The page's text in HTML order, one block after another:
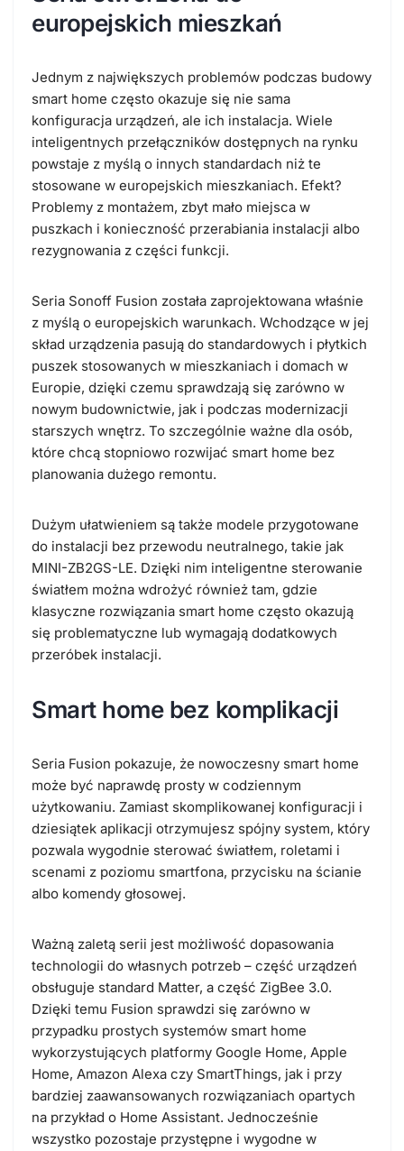
europejskich mieszkań
Jednym z największych problemów podczas budowy
smart home często okazuje się nie sama
konfiguracja urządzeń, ale ich instalacja. Wiele
inteligentnych przełączników dostępnych na rynku
powstaje z myślą o innych standardach niż te
stosowane w europejskich mieszkaniach. Efekt?
Problemy z montażem, zbyt mało miejsca w
puszkach i konieczność przerabiania instalacji albo
rezygnowania z części funkcji.
Seria Sonoff Fusion została zaprojektowana właśnie
z myślą o europejskich warunkach. Wchodzące w jej
skład urządzenia pasują do standardowych i płytkich
puszek stosowanych w mieszkaniach i domach w
Europie, dzięki czemu sprawdzają się zarówno w
nowym budownictwie, jak i podczas modernizacji
starszych wnętrz. To szczególnie ważne dla osób,
które chcą stopniowo rozwijać smart home bez
planowania dużego remontu.
Dużym ułatwieniem są także modele przygotowane
do instalacji bez przewodu neutralnego, takie jak
MINI-ZB2GS-LE. Dzięki nim inteligentne sterowanie
światłem można wdrożyć również tam, gdzie
klasyczne rozwiązania smart home często okazują
się problematyczne lub wymagają dodatkowych
przeróbek instalacji.
Smart home bez komplikacji
Seria Fusion pokazuje, że nowoczesny smart home
może być naprawdę prosty w codziennym
użytkowaniu. Zamiast skomplikowanej konfiguracji i
dziesiątek aplikacji otrzymujesz spójny system, który
pozwala wygodnie sterować światłem, roletami i
scenami z poziomu smartfona, przycisku na ścianie
albo komendy głosowej.
Ważną zaletą serii jest możliwość dopasowania
technologii do własnych potrzeb – część urządzeń
obsługuje standard Matter, a część ZigBee 3.0.
Dzięki temu Fusion sprawdzi się zarówno w
przypadku prostych systemów smart home
wykorzystujących platformy Google Home, Apple
Home, Amazon Alexa czy SmartThings, jak i przy
bardziej zaawansowanych rozwiązaniach opartych
na przykład o Home Assistant. Jednocześnie
wszystko pozostaje przystępne i wygodne w